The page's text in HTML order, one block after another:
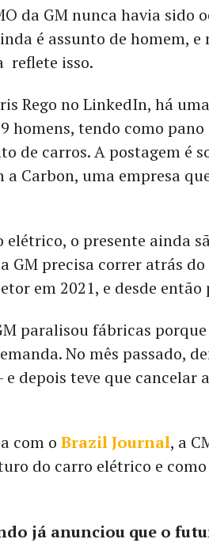
da GM nunca havia sido
é assunto de homem,
reflete isso.
Rego no LinkedIn, há
homens, tendo como
de carros. A postagem é
a Carbon, uma empresa
elétrico, o presente ainda
GM precisa correr atrás
em 2021, e desde
paralisou fábricas
No mês passado,
depois teve que cancelar
com o Brazil Journal, a
do carro elétrico e
já anunciou que o